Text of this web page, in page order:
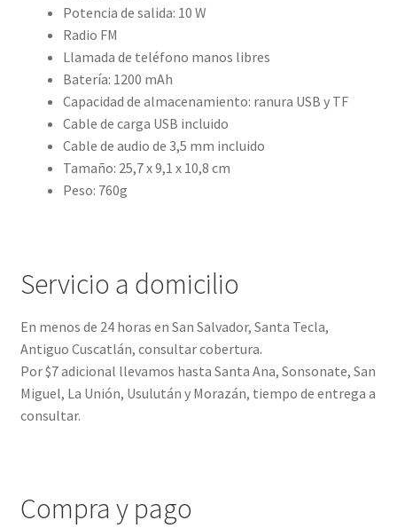
Potencia de salida: 10 W
Radio FM
Llamada de teléfono manos libres
Batería: 1200 mAh
Capacidad de almacenamiento: ranura USB y TF
Cable de carga USB incluido
Cable de audio de 3,5 mm incluido
Tamaño: 25,7 x 9,1 x 10,8 cm
Peso: 760g
Servicio a domicilio
En menos de 24 horas en San Salvador, Santa Tecla,
Antiguo Cuscatlán, consultar cobertura.
Por $7 adicional llevamos hasta Santa Ana, Sonsonate, San
Miguel, La Unión, Usulután y Morazán, tiempo de entrega a
consultar.
Compra y pago